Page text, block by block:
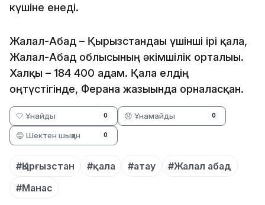
күшіне енеді.
Жалал-Абад – Қырғызстандағы үшінші ірі қала,
Жалал-Абад облысының әкімшілік орталығы.
Халқы – 184 400 адам. Қала елдің
оңтүстігінде, Ферғана жазығында орналасқан.
🤍 Ұнайды 0 😞 Ұнамайды 0
😡 Шектен шыққан 0
#Қырғызстан #қала #атау
#Жалал абад
#Манас